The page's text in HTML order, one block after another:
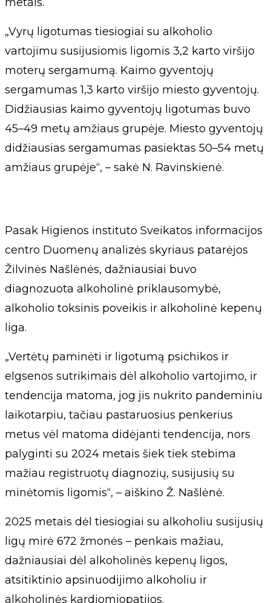
„Vyrų ligotumas tiesiogiai su alkoholio
vartojimu susijusiomis ligomis 3,2 karto viršijo
moterų sergamumą. Kaimo gyventojų
sergamumas 1,3 karto viršijo miesto gyventojų.
Didžiausias kaimo gyventojų ligotumas buvo
45–49 metų amžiaus grupėje. Miesto gyventojų
didžiausias sergamumas pasiektas 50–54 metų
amžiaus grupėje“, – sakė N. Ravinskienė.
Pasak Higienos instituto Sveikatos informacijos
centro Duomenų analizės skyriaus patarėjos
Žilvinės Našlėnės, dažniausiai buvo
diagnozuota alkoholinė priklausomybė,
alkoholio toksinis poveikis ir alkoholinė kepenų
liga.
„Vertėtų paminėti ir ligotumą psichikos ir
elgsenos sutrikimais dėl alkoholio vartojimo, ir
tendencija matoma, jog jis nukrito pandeminiu
laikotarpiu, tačiau pastaruosius penkerius
metus vėl matoma didėjanti tendencija, nors
palyginti su 2024 metais šiek tiek stebima
mažiau registruotų diagnozių, susijusių su
minėtomis ligomis“, – aiškino Ž. Našlėnė.
2025 metais dėl tiesiogiai su alkoholiu susijusių
ligų mirė 672 žmonės – penkais mažiau,
dažniausiai dėl alkoholinės kepenų ligos,
atsitiktinio apsinuodijimo alkoholiu ir
alkoholinės kardiomiopatijos.